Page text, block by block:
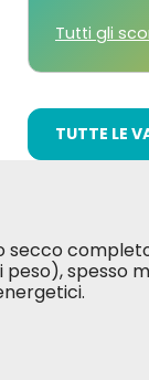
Tutti gli
TUTTE LE
secco
peso),